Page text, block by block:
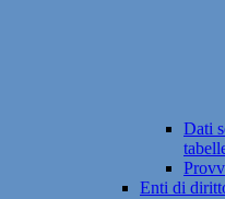
Dati
Enti di